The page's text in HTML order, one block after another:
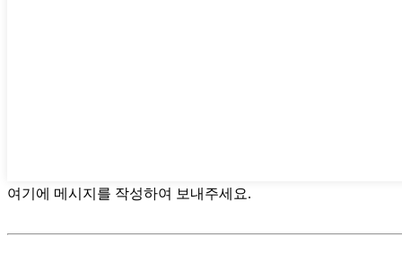
여기에 메시지를 작성하여 보내주세요.